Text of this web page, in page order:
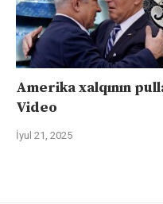
Amerika xalqının
Video
İyul 21, 2025